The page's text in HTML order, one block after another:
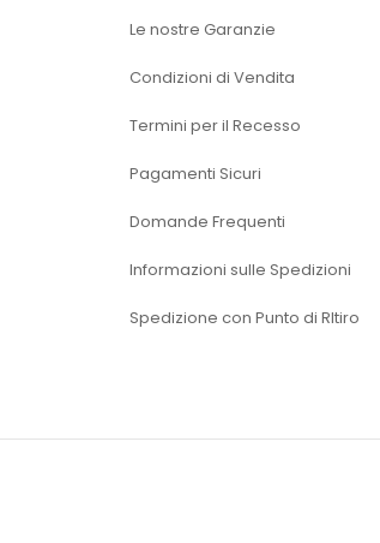
Le nostre Garanzie
Condizioni di Vendita
Termini per il Recesso
Pagamenti Sicuri
Domande Frequenti
Informazioni sulle Spedizioni
Spedizione con Punto di RItiro